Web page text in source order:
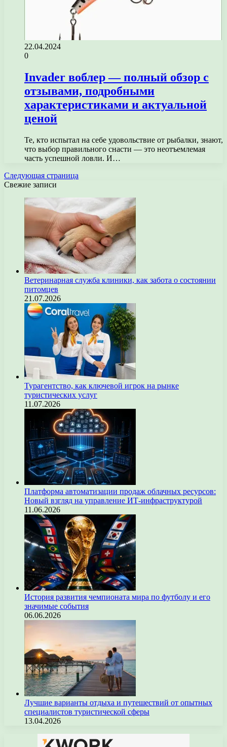
22.04.2024
0
Invader воблер — полный обзор с
отзывами, подробными
характеристиками и актуальной
ценой
Те, кто испытал на себе удовольствие от рыбалки, знают,
что выбор правильного снасти — это неотъемлемая
часть успешной ловли. И…
Следующая страница
Свежие записи
Ветеринарная служба клиники, как забота о состоянии
питомцев
21.07.2026
Турагентство, как ключевой игрок на рынке
туристических услуг
11.07.2026
Платформа автоматизации продаж облачных ресурсов:
Новый взгляд на управление ИТ-инфраструктурой
11.06.2026
История развития чемпионата мира по футболу и его
значимые события
06.06.2026
Лучшие варианты отдыха и путешествий от опытных
специалистов туристической сферы
13.04.2026